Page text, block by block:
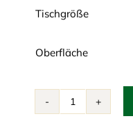
Tischgröße
Oberfläche
Tisch